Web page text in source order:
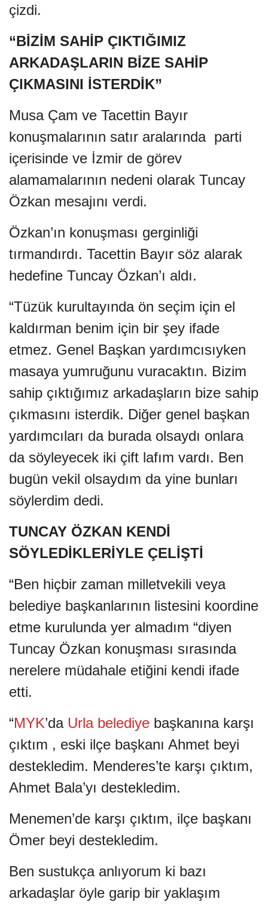
çizdi.
“BİZİM SAHİP ÇIKTIĞIMIZ
ARKADAŞLARIN BİZE SAHİP
ÇIKMASINI İSTERDİK”
Musa Çam ve Tacettin Bayır
konuşmalarının satır aralarında parti
içerisinde ve İzmir de görev
alamamalarının nedeni olarak Tuncay
Özkan mesajını verdi.
Özkan’ın konuşması gerginliği
tırmandırdı. Tacettin Bayır söz alarak
hedefine Tuncay Özkan’ı aldı.
“Tüzük kurultayında ön seçim için el
kaldırman benim için bir şey ifade
etmez. Genel Başkan yardımcısıyken
masaya yumruğunu vuracaktın. Bizim
sahip çıktığımız arkadaşların bize sahip
çıkmasını isterdik. Diğer genel başkan
yardımcıları da burada olsaydı onlara
da söyleyecek iki çift lafım vardı. Ben
bugün vekil olsaydım da yine bunları
söylerdim dedi.
TUNCAY ÖZKAN KENDİ
SÖYLEDİKLERİYLE ÇELİŞTİ
“Ben hiçbir zaman milletvekili veya
belediye başkanlarının listesini koordine
etme kurulunda yer almadım “diyen
Tuncay Özkan konuşması sırasında
nerelere müdahale etiğini kendi ifade
etti.
“MYK’da Urla belediye başkanına karşı
çıktım , eski ilçe başkanı Ahmet beyi
destekledim. Menderes’te karşı çıktım,
Ahmet Bala’yı destekledim.
Menemen’de karşı çıktım, ilçe başkanı
Ömer beyi destekledim.
Ben sustukça anlıyorum ki bazı
arkadaşlar öyle garip bir yaklaşım